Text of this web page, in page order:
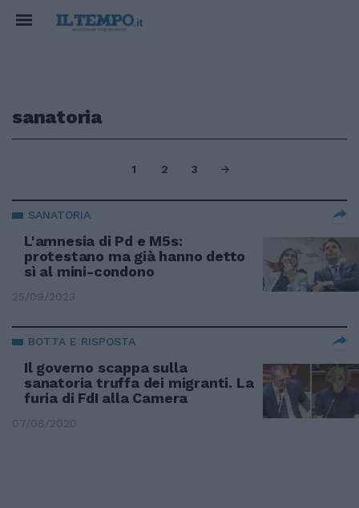
sanatoria
1 2 3
SANATORIA
L'amnesia di Pd e M5s:
protestano ma già hanno detto
sì al mini-condono
25/09/2023
BOTTA E RISPOSTA
Il governo scappa sulla
sanatoria truffa dei migranti. La
furia di FdI alla Camera
07/08/2020